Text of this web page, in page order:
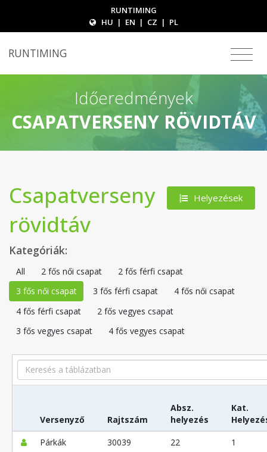
RUNTIMING
HU | EN | CZ | PL
RUNTIMING
Időeredmények
CSAPATVERSENY RÖVIDTÁV
Helyezések
Csapatverseny
rövidtáv
Kategóriák:
All 2 fős női csapat
2 fős férfi csapat
3 fős női csapat
3 fős férfi csapat
4 fős női csapat
4 fős férfi csapat
2 fős vegyes csapat
3 fős vegyes csapat
4 fős vegyes csapat
Search
Versenyző Rajtszám
Absz.
helyezés
Kat.
Párkák
30039 22 1